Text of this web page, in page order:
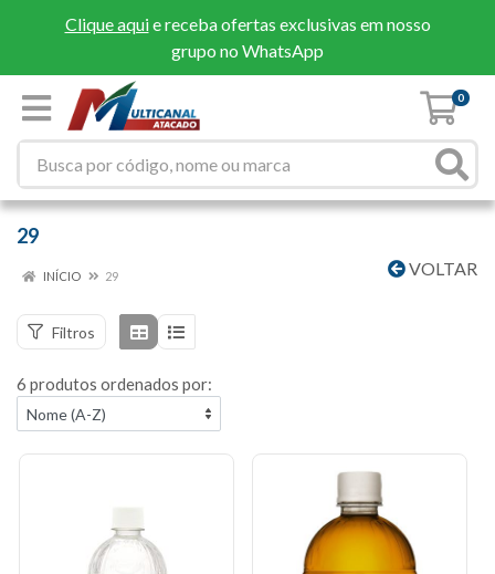
Clique aquie receba ofertas exclusivas em nosso
grupo no WhatsApp
0
29
VOLTAR
INÍCIO 29
Filtros
6 produtos ordenados por: